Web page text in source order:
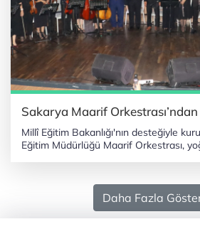
Sakarya Maarif
Millî Eğitim Bakanlığı'nın desteğiyle
Eğitim Müdürlüğü Maarif Orkestrası,
öğretmenlerin bir araya gelerek
amatör ruhu ve profesyonel anlayışı
bir müzik gecesi sundu. YOĞUN KATILIM VE BEĞENİ İl Millî
Eğitim Müdürü, il ve ilçe yöneticileri,
Daha Fazla